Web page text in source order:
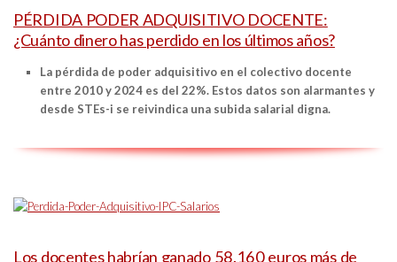
PÉRDIDA PODER ADQUISITIVO DOCENTE:
¿Cuánto dinero has perdido en los últimos años?
La pérdida de poder adquisitivo en el colectivo docente
entre 2010 y 2024 es del 22%. Estos datos son alarmantes y
desde STEs-i se reivindica una subida salarial digna.
Los docentes habrían ganado 58.160 euros más de